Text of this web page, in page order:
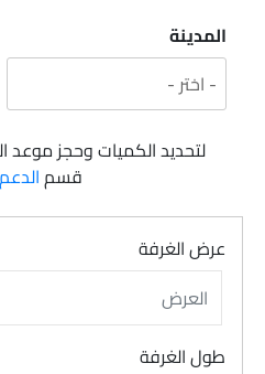
المدينة
لتحديد الكميات وحجز موعد
قسم
عرض الغرفة
طول الغرفة